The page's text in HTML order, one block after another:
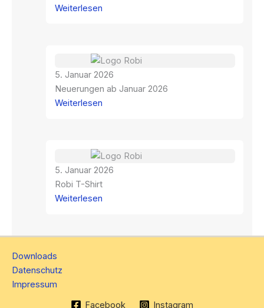
Weiterlesen:
neuen
Homepage
5. Januar 2026
Neuerungen ab Januar 2026
Weiterlesen:
2026
5. Januar 2026
Robi T-Shirt
Weiterlesen:
Shirt
Downloads
Datenschutz
Impressum
Facebook
Instagram